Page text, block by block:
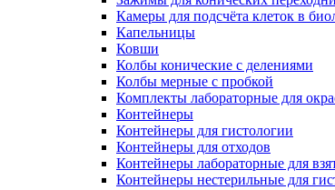
Камеры для подсчёта клеток в
Капельницы
Ковши
Колбы конические с делениями
Колбы мерные с пробкой
Комплекты лабораторные для
Контейнеры
Контейнеры для гистологии
Контейнеры для отходов
Контейнеры лабораторные для
Контейнеры нестерильные для